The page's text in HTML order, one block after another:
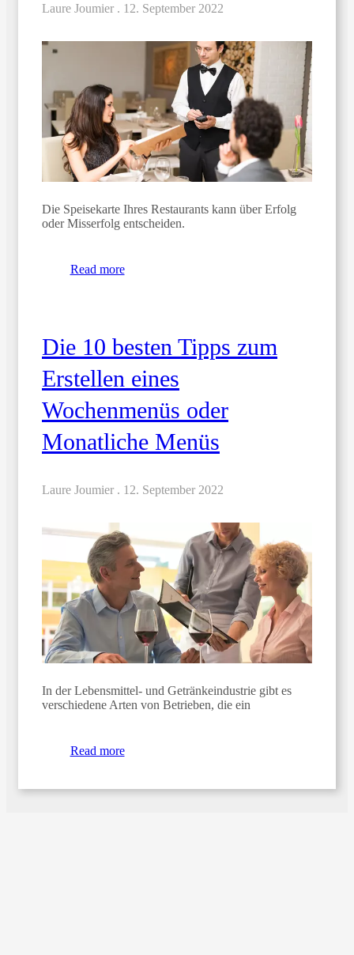
Laure Joumier . 12. September 2022
Die Speisekarte Ihres Restaurants kann über Erfolg
oder Misserfolg entscheiden.
Read more
Die 10 besten Tipps zum
Erstellen eines
Wochenmenüs oder
Monatliche Menüs
Laure Joumier . 12. September 2022
In der Lebensmittel- und Getränkeindustrie gibt es
verschiedene Arten von Betrieben, die ein
Read more